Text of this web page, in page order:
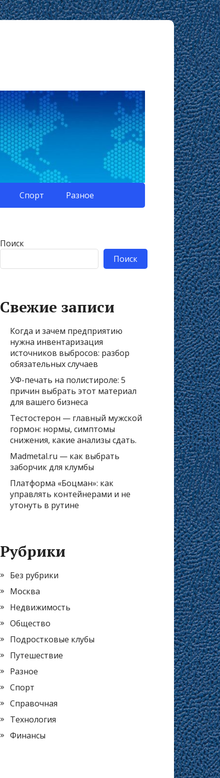
Спорт Разное
Поиск
Поиск
Свежие записи
Когда и зачем предприятию
нужна инвентаризация
источников выбросов: разбор
обязательных случаев
УФ-печать на полистироле: 5
причин выбрать этот материал
для вашего бизнеса
Тестостерон — главный мужской
гормон: нормы, симптомы
снижения, какие анализы сдать.
Madmetal.ru — как выбрать
заборчик для клумбы
Платформа «Боцман»: как
управлять контейнерами и не
утонуть в рутине
Рубрики
Без рубрики
Москва
Недвижимость
Общество
Подростковые клубы
Путешествие
Разное
Спорт
Справочная
Технология
Финансы